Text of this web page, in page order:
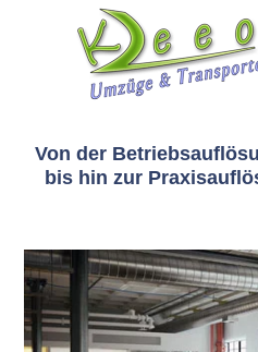
Von der
bis hin zur